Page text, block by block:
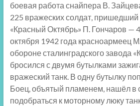
боевая работа снайпера В.
225 вражеских солдат, пришедший
«Красный Октябрь» П. Гончаров —
октября 1942 года красноармеец
обороне сталинградского завода
бросился с двумя бутылками
вражеский танк. В одну бутылку
Боец, объятый пламенем, нашёл в
подобраться к моторному люку